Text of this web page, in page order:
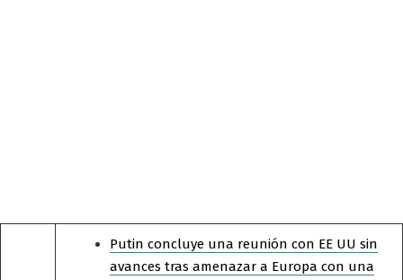
Putin concluye una reunión con EE UU sin
avances tras amenazar a Europa con una